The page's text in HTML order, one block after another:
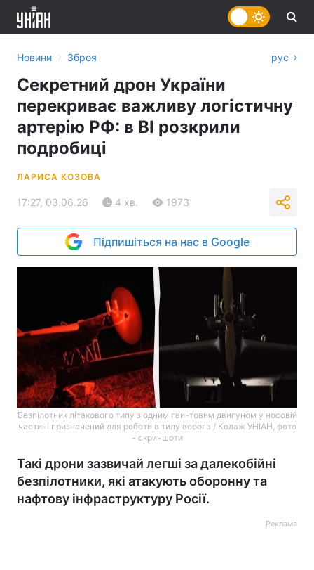
Новини › Зброя рус
Секретний дрон України
перекриває важливу логістичну
артерію РФ: в BI розкрили
подробиці
ЛАРИСА КОЗОВА
17:27, 03.06.26 4 хв. 1973
Підпишіться на нас в Google
Безпілотник літакового типу з одним гвинтовим двигуном у носовій
частині призначений для роботи в тилу ворога / Колаж УНІАН, фото
- скриншоти
Такі дрони зазвичай легші за далекобійні
безпілотники, які атакують оборонну та
нафтову інфраструктуру Росії.
Реклама